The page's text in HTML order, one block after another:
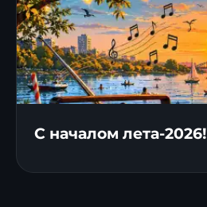
С началом лета-2026!